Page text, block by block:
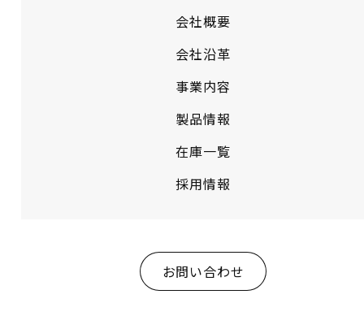
会社概要
会社沿革
事業内容
製品情報
在庫一覧
採用情報
お問い合わせ